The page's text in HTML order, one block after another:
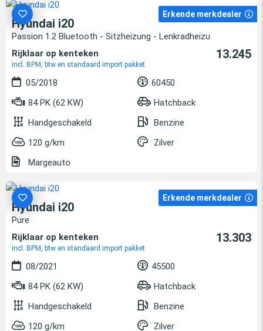
Erkende merkdealer
Hyundai i20
Passion 1.2 Bluetooth - Sitzheizung - Lenkradheizu
Rijklaar op kenteken
incl. BPM, btw en standaard import pakket
13.245
05/2018
60450
84 PK (62 KW)
Hatchback
Handgeschakeld
Benzine
120 g/km
Zilver
Margeauto
Erkende merkdealer
Hyundai i20
Pure
Rijklaar op kenteken
incl. BPM, btw en standaard import pakket
13.303
08/2021
45500
84 PK (62 KW)
Hatchback
Handgeschakeld
Benzine
120 g/km
Zilver